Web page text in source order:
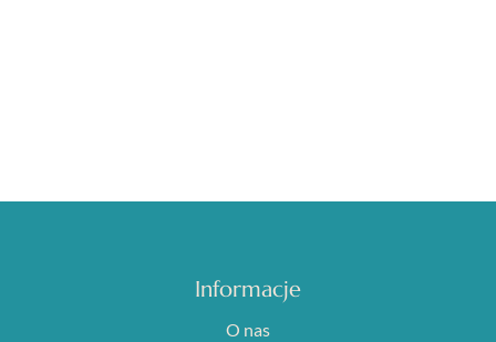
Informacje
O nas